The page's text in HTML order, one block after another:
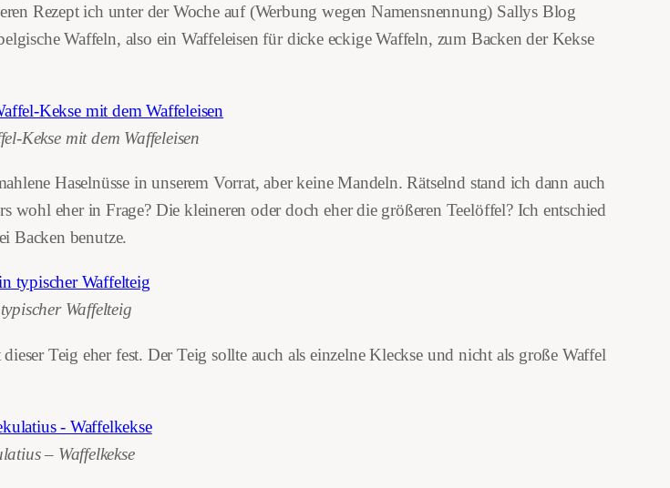
Rezept ich unter der Woche auf (Werbung wegen Namensnennung) Sallys Blog
Waffeln, also ein Waffeleisen für dicke eckige Waffeln, zum Backen der Kekse
Kekse mit dem Waffeleisen
Haselnüsse in unserem Vorrat, aber keine Mandeln. Rätselnd stand ich dann auch
eher in Frage? Die kleineren oder doch eher die größeren Teelöffel? Ich entschied
Backen benutze.
Waffelteig
Teig eher fest. Der Teig sollte auch als einzelne Kleckse und nicht als große Waffel
– Waffelkekse